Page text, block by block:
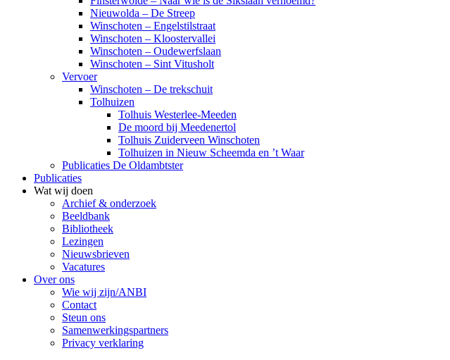
Nieuwolda – De Streep
Winschoten – Engelstilstraat
Winschoten – Kloostervallei
Winschoten – Oudewerfslaan
Winschoten – Sint Vitusholt
Vervoer
Winschoten – De trekschuit
Tolhuizen
Tolhuis Westerlee-Meeden
De moord bij Meedenertol
Tolhuis Zuiderveen Winschoten
Tolhuizen in Nieuw Scheemda en ’t Waar
Publicaties De Oldambtster
Publicaties
Wat wij doen
Archief & onderzoek
Beeldbank
Bibliotheek
Lezingen
Nieuwsbrieven
Vacatures
Over ons
Wie wij zijn/ANBI
Contact
Steun ons
Samenwerkingspartners
Privacy verklaring